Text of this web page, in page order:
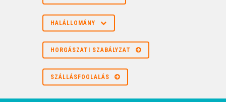
HALÁLLOMÁNY
HORGÁSZATI SZABÁLYZAT
SZÁLLÁSFOGLALÁS